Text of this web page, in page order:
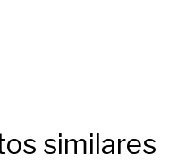
similares